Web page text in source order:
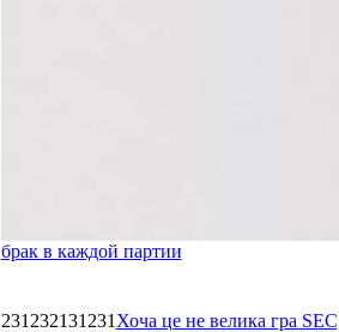
брак в каждой партии
231232131231 Хоча це не велика гра